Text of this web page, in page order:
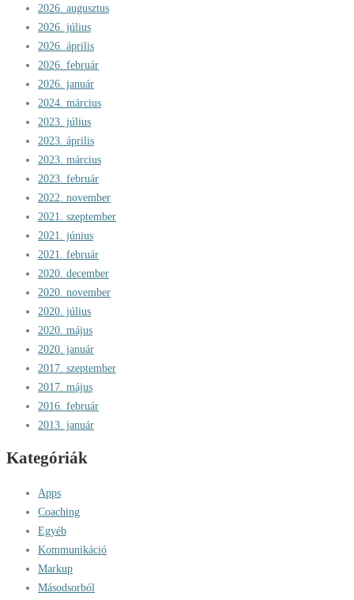
2026. augusztus
2026. július
2026. április
2026. február
2026. január
2024. március
2023. július
2023. április
2023. március
2023. február
2022. november
2021. szeptember
2021. június
2021. február
2020. december
2020. november
2020. július
2020. május
2020. január
2017. szeptember
2017. május
2016. február
2013. január
Kategóriák
Apps
Coaching
Egyéb
Kommunikáció
Markup
Másodsorból